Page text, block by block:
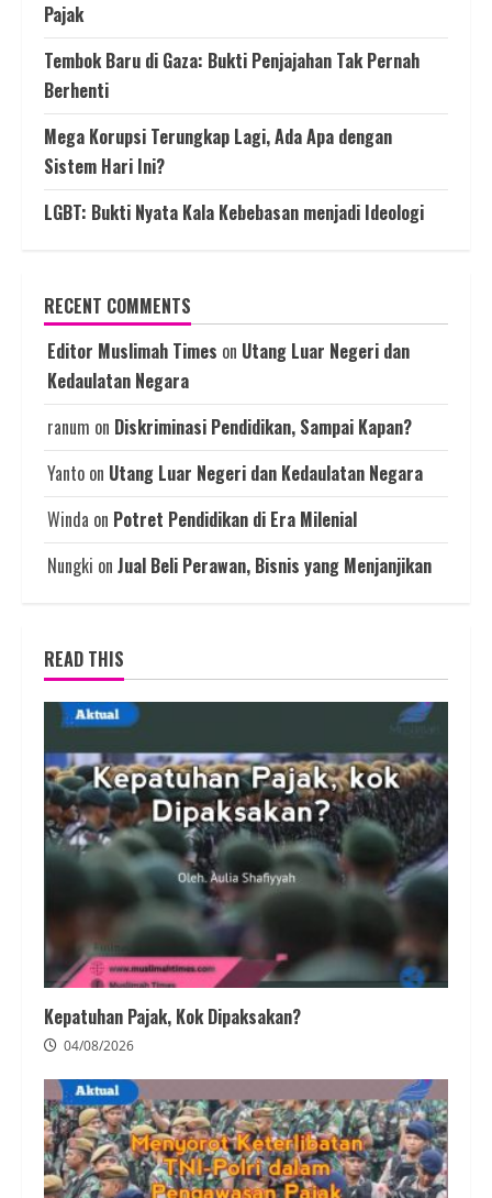
Pajak
Tembok Baru di Gaza: Bukti Penjajahan Tak Pernah
Berhenti
Mega Korupsi Terungkap Lagi, Ada Apa dengan
Sistem Hari Ini?
LGBT: Bukti Nyata Kala Kebebasan menjadi Ideologi
RECENT COMMENTS
Editor Muslimah Times on Utang Luar Negeri dan
Kedaulatan Negara
ranum on Diskriminasi Pendidikan, Sampai Kapan?
Yanto on Utang Luar Negeri dan Kedaulatan Negara
Winda on Potret Pendidikan di Era Milenial
Nungki on Jual Beli Perawan, Bisnis yang Menjanjikan
READ THIS
Kepatuhan Pajak, Kok Dipaksakan?
04/08/2026